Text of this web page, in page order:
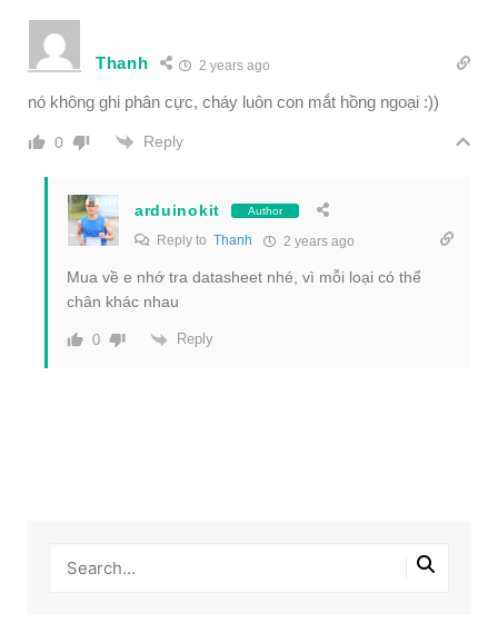
Thanh 2 years ago
nó không ghi phân cực, cháy luôn con mắt hồng ngoại :))
0 Reply
arduinokit Author
Reply to Thanh 2 years ago
Mua về e nhớ tra datasheet nhé, vì mỗi loại có thể
chân khác nhau
0 Reply